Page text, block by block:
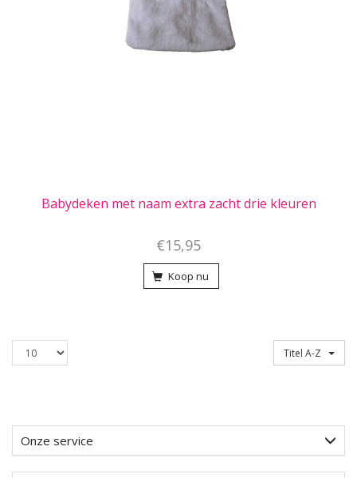
Babydeken met naam extra zacht drie kleuren
€15,95
Koop nu
Sorteren op
Onze service